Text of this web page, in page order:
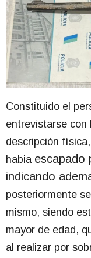
Constituido el
entrevistarse con
descripción
habia escapado
indicando
posteriormente
mismo, siendo
mayor de edad,
al realizar por